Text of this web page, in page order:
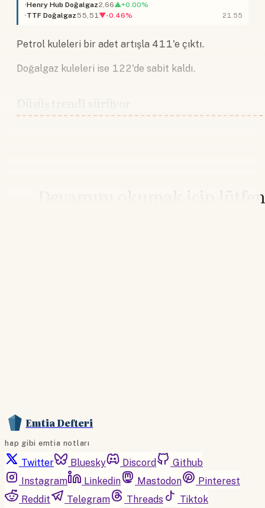
Henry Hub Doğalgaz2,66▲+0.00%
TTF Doğalgaz55,51▼-0.46% 21.55
Petrol kuleleri bir adet artışla 411'e çıktı.
Doğalgaz kuleleri ise 122'de sabit kaldı.
Düşüş trendi sürüyor
Devamını okumak için lütfen
Emtia Defteri
hap gibi emtia notları
Twitter Bluesky Discord
Github
Instagram
Linkedin Mastodon
Pinterest
Reddit
Telegram Threads
Tiktok